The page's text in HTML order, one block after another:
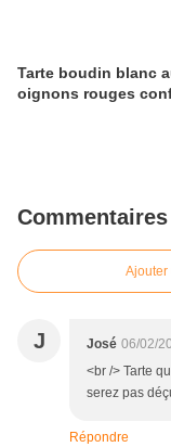
Tarte boudin blanc
oignons rouges
Commentaires
Ajouter
J José 06/02/
<br /> Tarte
serez pas
Répondre